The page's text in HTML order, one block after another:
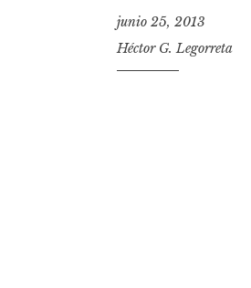
junio 25, 2013
Héctor G. Legorreta